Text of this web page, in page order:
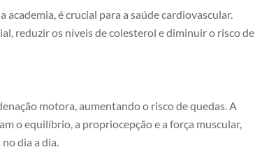
é crucial para a saúde cardiovascular.
reduzir os níveis de colesterol e diminuir o risco de
motora, aumentando o risco de quedas. A
o equilíbrio, a propriocepção e a força muscular,
dia a dia.